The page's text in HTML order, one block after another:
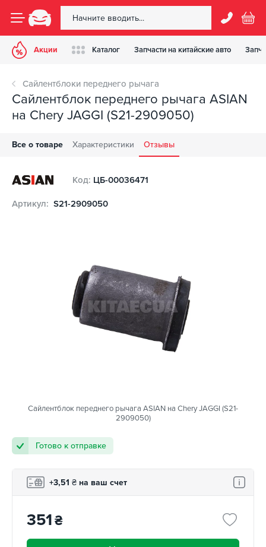
Акции Каталог Запчасти на китайские авто
Сайлентблоки переднего рычага
Сайлентблок переднего рычага ASIAN
на Chery JAGGI (S21-2909050)
Все о товаре Характеристики Отзывы
Код: ЦБ-00036471
Артикул: S21-2909050
Сайлентблок переднего рычага ASIAN на Chery JAGGI (S21-
2909050)
Готово к отправке
+3,51 ₴ на ваш счет
351₴